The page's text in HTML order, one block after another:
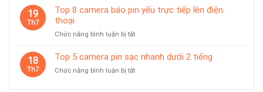
Chọn
Hiệu
tiết
6
camera
dây
dùng
19
Th7
Top 8 camera báo pin yếu trực tiếp lên điện
thoại
Chức năng bình luận bị tắtở
8
báo
18
Th7
Top 5 camera pin sạc nhanh dưới 2 tiếng
Chức năng bình luận bị tắtở